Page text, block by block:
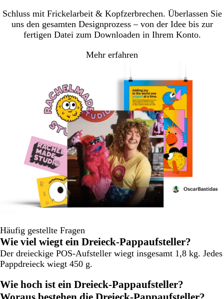
Schluss mit Frickelarbeit & Kopfzerbrechen. Überlassen Sie
uns den gesamten Designprozess – von der Idee bis zur
fertigen Datei zum Downloaden in Ihrem Konto.
Mehr erfahren
Häufig gestellte Fragen
Wie viel wiegt ein Dreieck-Pappaufsteller?
Der dreieckige POS-Aufsteller wiegt insgesamt 1,8 kg. Jedes
Pappdreieck wiegt 450 g.
Wie hoch ist ein Dreieck-Pappaufsteller?